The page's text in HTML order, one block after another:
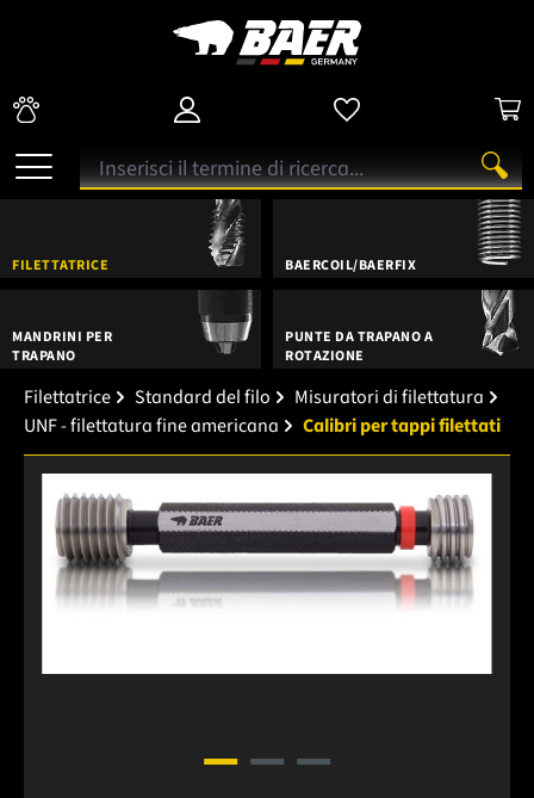
FILETTATRICE BAERCOIL/BAERFIX
MANDRINI PER
TRAPANO
PUNTE DA TRAPANO A
ROTAZIONE
Filettatrice Standard del filo
Misuratori di filettatura
UNF - filettatura fine americana
Calibri per tappi filettati
Salta la galleria di immagini